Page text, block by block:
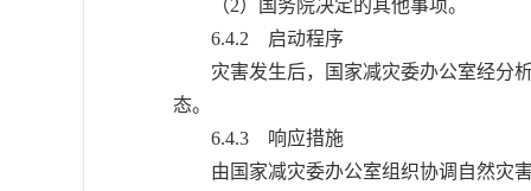
（2）国务院决定的其他事项。
6.4.2 启动程序
灾害发生后，国家减灾委办公室经分析
态。
6.4.3 响应措施
由国家减灾委办公室组织协调自然灾